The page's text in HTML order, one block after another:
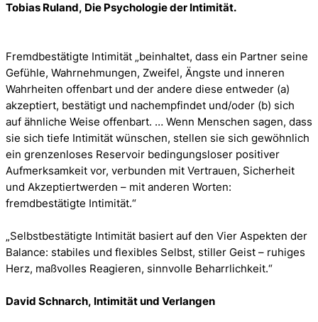
Tobias Ruland, Die Psychologie der Intimität.
Fremdbestätigte Intimität „beinhaltet, dass ein Partner seine
Gefühle, Wahrnehmungen, Zweifel, Ängste und inneren
Wahrheiten offenbart und der andere diese entweder (a)
akzeptiert, bestätigt und nachempfindet und/oder (b) sich
auf ähnliche Weise offenbart. … Wenn Menschen sagen, dass
sie sich tiefe Intimität wünschen, stellen sie sich gewöhnlich
ein grenzenloses Reservoir bedingungsloser positiver
Aufmerksamkeit vor, verbunden mit Vertrauen, Sicherheit
und Akzeptiertwerden – mit anderen Worten:
fremdbestätigte Intimität.“
„Selbstbestätigte Intimität basiert auf den Vier Aspekten der
Balance: stabiles und flexibles Selbst, stiller Geist – ruhiges
Herz, maßvolles Reagieren, sinnvolle Beharrlichkeit.“
David Schnarch, Intimität und Verlangen